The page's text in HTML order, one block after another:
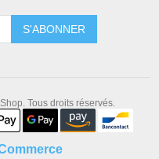
S'ABONNER
Tous droits réservés.